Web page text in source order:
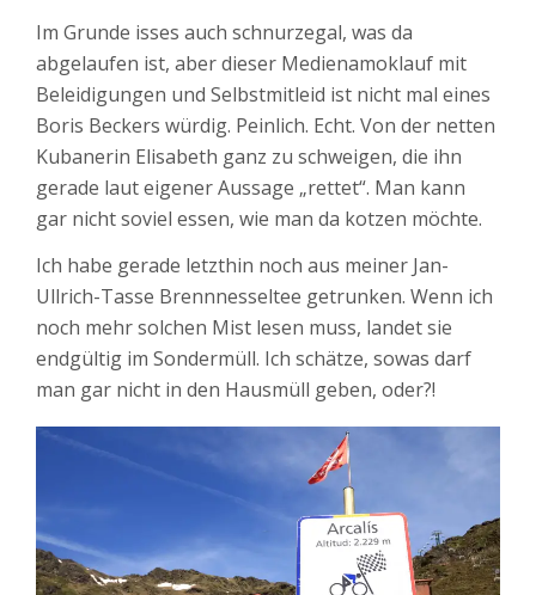
Im Grunde isses auch schnurzegal, was da
abgelaufen ist, aber dieser Medienamoklauf mit
Beleidigungen und Selbstmitleid ist nicht mal eines
Boris Beckers würdig. Peinlich. Echt. Von der netten
Kubanerin Elisabeth ganz zu schweigen, die ihn
gerade laut eigener Aussage „rettet“. Man kann
gar nicht soviel essen, wie man da kotzen möchte.
Ich habe gerade letzthin noch aus meiner Jan-
Ullrich-Tasse Brennnesseltee getrunken. Wenn ich
noch mehr solchen Mist lesen muss, landet sie
endgültig im Sondermüll. Ich schätze, sowas darf
man gar nicht in den Hausmüll geben, oder?!